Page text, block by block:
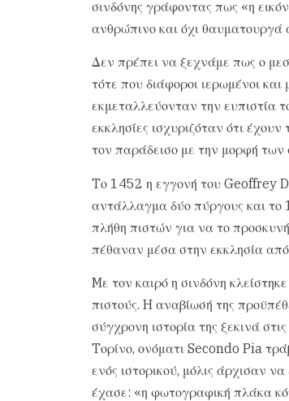
σινδόνης γράφοντας πως «η
ανθρώπινο και όχι
Δεν πρέπει να ξεχνάμε πως ο
τότε που διάφοροι ιερωμένοι
εκμεταλλεύονταν την ευπιστία
εκκλησίες ισχυριζόταν ότι
τον παράδεισο με την μορφή
Tο 1452 η εγγονή του Geoffrey
αντάλλαγμα δύο πύργους και το
πλήθη πιστών για να το
πέθαναν μέσα στην εκκλησία
Mε τον καιρό η σινδόνη
πιστούς. H αναβίωσή της
σύγχρονη ιστορία της ξεκινά
Tορίνο, ονόματι Secondo Pia
ενός ιστορικού, μόλις άρχισαν
έχασε: «η φωτογραφική πλάκα